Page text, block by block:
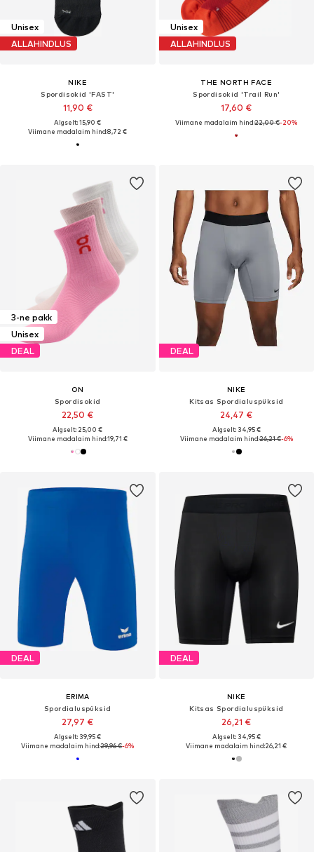
Unisex
ALLAHINDLUS
NIKE
Spordisokid 'FAST'
11,90 €
Algselt: 15,90 €
Viimane madalaim hind:8,72 €
Unisex
ALLAHINDLUS
THE NORTH FACE
Spordisokid 'Trail Run'
17,60 €
Viimane madalaim hind:22,00 €-20%
3-ne pakk
Unisex
DEAL
ON
Spordisokid
22,50 €
Algselt: 25,00 €
Viimane madalaim hind:19,71 €
DEAL
NIKE
Kitsas Spordialuspüksid
24,47 €
Algselt: 34,95 €
Viimane madalaim hind:26,21 €-6%
DEAL
ERIMA
Spordialuspüksid
27,97 €
Algselt: 39,95 €
Viimane madalaim hind:29,96 €-6%
DEAL
NIKE
Kitsas Spordialuspüksid
26,21 €
Algselt: 34,95 €
Viimane madalaim hind:26,21 €